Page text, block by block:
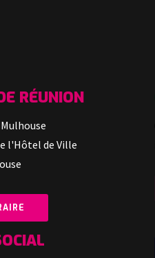
RÉUNION
l'Hôtel de Ville